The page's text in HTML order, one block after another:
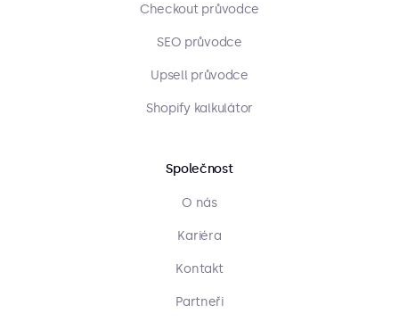
Checkout průvodce
SEO průvodce
Upsell průvodce
Shopify kalkulátor
Společnost
O nás
Kariéra
Kontakt
Partneři